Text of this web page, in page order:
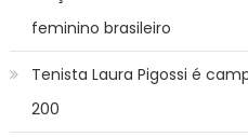
feminino brasileiro
Tenista Laura Pigossi é
200